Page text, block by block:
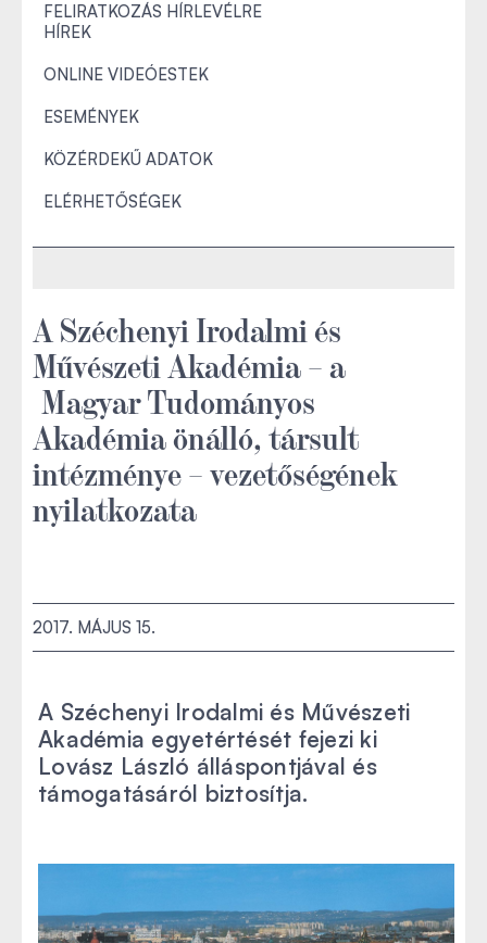
FELIRATKOZÁS HÍRLEVÉLRE
HÍREK
ONLINE VIDEÓESTEK
ESEMÉNYEK
KÖZÉRDEKŰ ADATOK
ELÉRHETŐSÉGEK
A Széchenyi Irodalmi és
Művészeti Akadémia − a
Magyar Tudományos
Akadémia önálló, társult
intézménye − vezetőségének
nyilatkozata
2017. MÁJUS 15.
A Széchenyi Irodalmi és Művészeti
Akadémia egyetértését fejezi ki
Lovász László álláspontjával és
támogatásáról biztosítja.